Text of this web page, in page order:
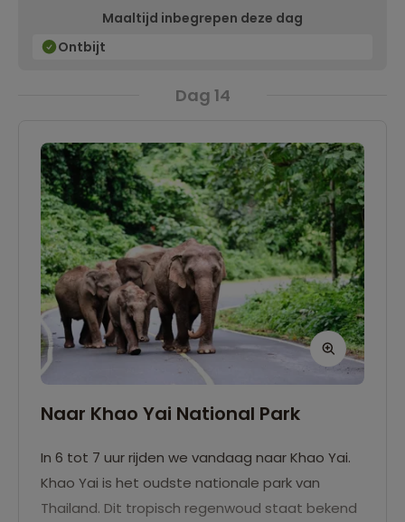
Maaltijd inbegrepen deze dag
Ontbijt
Dag 14
Naar Khao Yai National Park
In 6 tot 7 uur rijden we vandaag naar Khao Yai.
Khao Yai is het oudste nationale park van
Thailand. Dit tropisch regenwoud staat bekend